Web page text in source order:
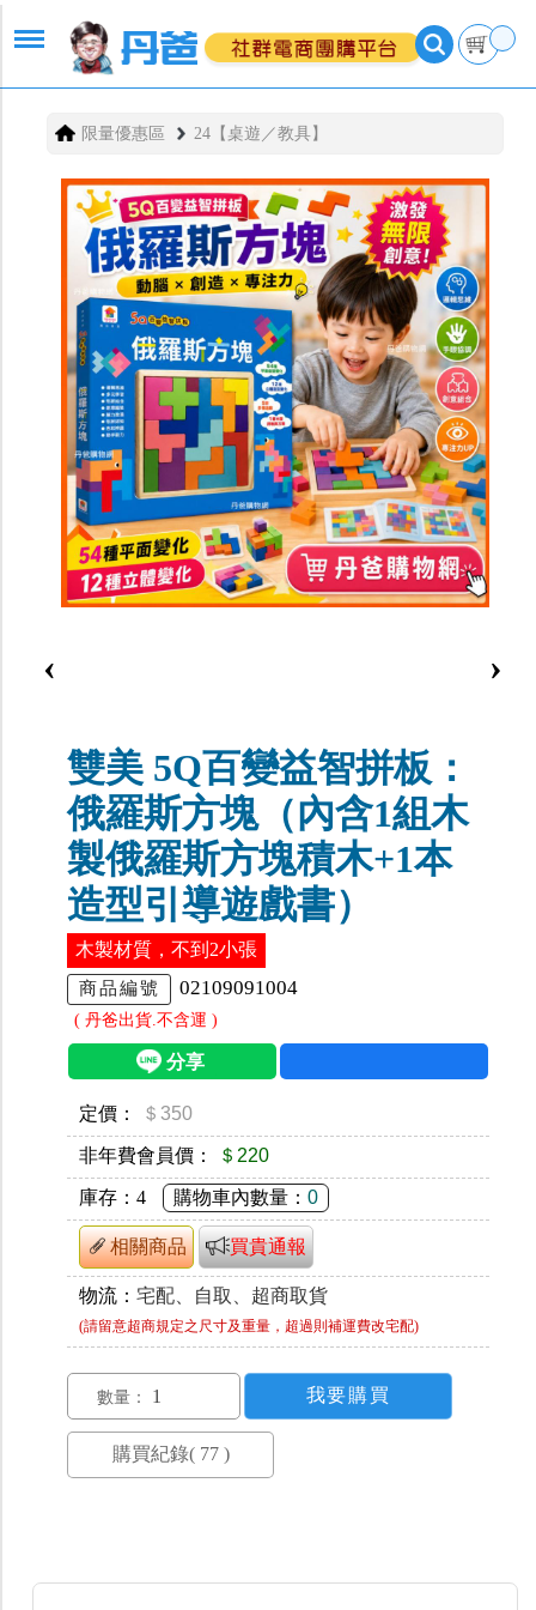
限量優惠區 24【桌遊／教具】
‹ ›
雙美 5Q百變益智拼板：
俄羅斯方塊（內含1組木
製俄羅斯方塊積木+1本
造型引導遊戲書）
木製材質，不到2小張
商品編號 02109091004
( 丹爸出貨.不含運 )
定價： ＄350
非年費會員價： ＄220
庫存： 4 購物車內數量： 0
相關商品 買貴通報
物流： 宅配、自取、超商取貨
(請留意超商規定之尺寸及重量，超過則補運費改宅配)
數量：